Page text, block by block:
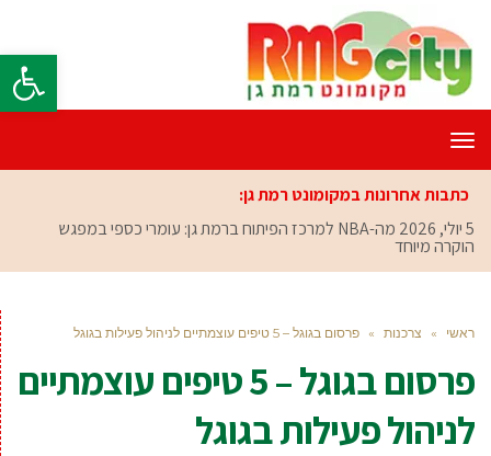
פתח
תפריט
כתבות אחרונות במקומונט רמת גן:
5 יולי, 2026
מה-NBA למרכז הפיתוח ברמת גן: עומרי כספי במפגש
הוקרה מיוחד
ראשי » צרכנות » פרסום בגוגל – 5 טיפים עוצמתיים לניהול פעילות בגוגל
פרסום בגוגל – 5 טיפים עוצמתיים
לניהול פעילות בגוגל